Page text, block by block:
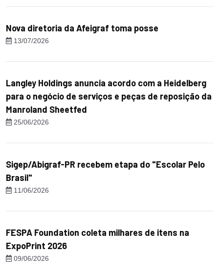
Nova diretoria da Afeigraf toma posse
13/07/2026
Langley Holdings anuncia acordo com a Heidelberg
para o negócio de serviços e peças de reposição da
Manroland Sheetfed
25/06/2026
Sigep/Abigraf-PR recebem etapa do "Escolar Pelo
Brasil"
11/06/2026
FESPA Foundation coleta milhares de itens na
ExpoPrint 2026
09/06/2026